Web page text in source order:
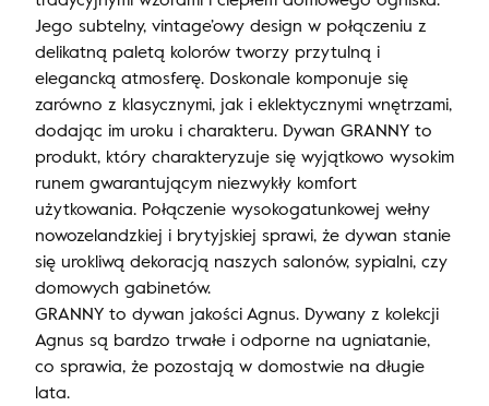
Jego subtelny, vintage’owy design w połączeniu z
delikatną paletą kolorów tworzy przytulną i
elegancką atmosferę. Doskonale komponuje się
zarówno z klasycznymi, jak i eklektycznymi wnętrzami,
dodając im uroku i charakteru. Dywan GRANNY to
produkt, który charakteryzuje się wyjątkowo wysokim
runem gwarantującym niezwykły komfort
użytkowania. Połączenie wysokogatunkowej wełny
nowozelandzkiej i brytyjskiej sprawi, że dywan stanie
się urokliwą dekoracją naszych salonów, sypialni, czy
domowych gabinetów.
GRANNY to dywan jakości Agnus. Dywany z kolekcji
Agnus są bardzo trwałe i odporne na ugniatanie,
co sprawia, że pozostają w domostwie na długie
lata.